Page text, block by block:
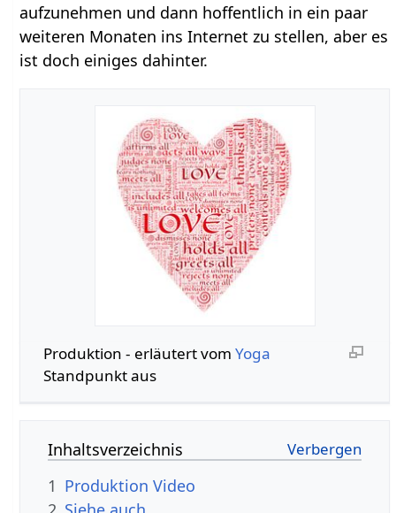
aufzunehmen und dann hoffentlich in ein paar
weiteren Monaten ins Internet zu stellen, aber es
ist doch einiges dahinter.
Produktion‏‎ - erläutert vom Yoga
Standpunkt aus
Inhaltsverzeichnis
1
Produktion‏‎ Video